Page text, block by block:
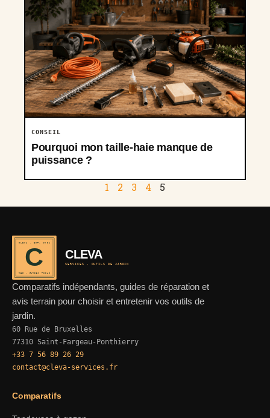
CONSEIL
Pourquoi mon taille-haie manque de
puissance ?
1 2 3 4 5
C
CLEVA · EST. 2024
REF · GARDEN TOOLS
CLEVA
SERVICES · OUTILS DE JARDIN
Comparatifs indépendants, guides de réparation et
avis terrain pour choisir et entretenir vos outils de
jardin.
60 Rue de Bruxelles
77310 Saint-Fargeau-Ponthierry
+33 7 56 89 26 29
contact@cleva-services.fr
Comparatifs